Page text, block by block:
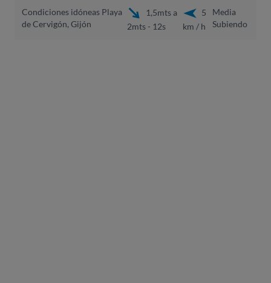
Condiciones idóneas Playa
de Cervigón, Gijón
1,5mts a
2mts - 12s
5
km / h
Media
Subiendo